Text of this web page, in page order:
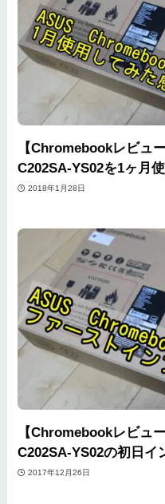
【Chromebookレビュ
C202SA-YS02を1ヶ月
2018年1月28日
【Chromebookレビュ
C202SA-YS02の初日イ
2017年12月26日